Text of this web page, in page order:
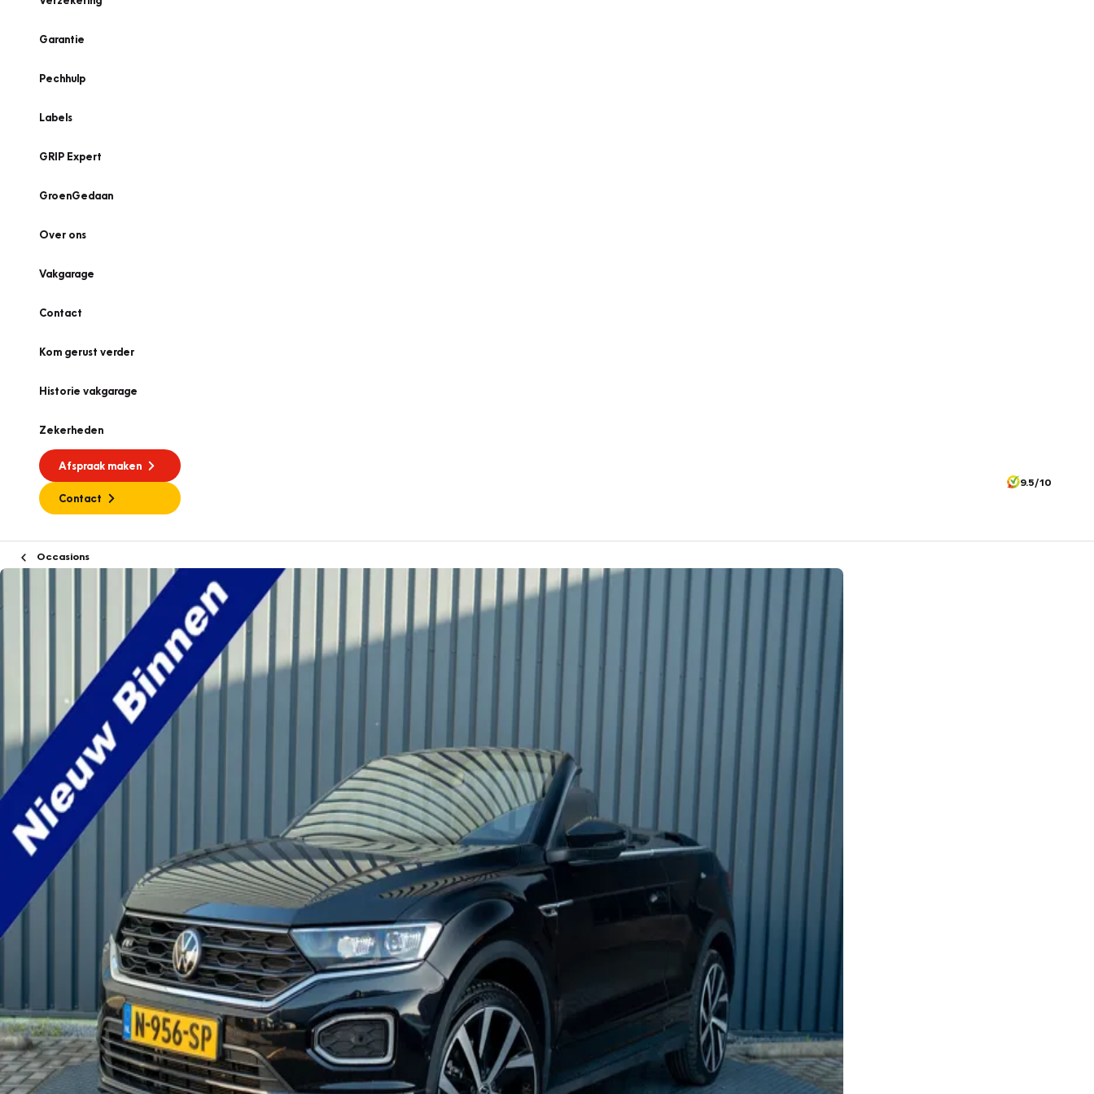
Garantie
Pechhulp
Labels
GRIP Expert
GroenGedaan
Over ons
Vakgarage
Contact
Kom gerust verder
Historie vakgarage
Zekerheden
Afspraak maken
Contact
9.5/10
Occasions